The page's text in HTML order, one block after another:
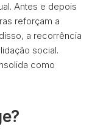
Antes e depois
reforçam a
a recorrência
social.
como